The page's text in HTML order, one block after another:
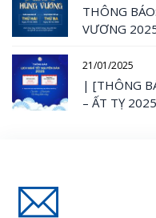
THÔNG
VƯƠNG
21/01/2025
| [THÔNG
– ẤT TỴ